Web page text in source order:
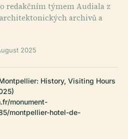
redakčním týmem Audiala z
archivů a
2025
History, Visiting Hours
monument-
montpellier-hotel-de-